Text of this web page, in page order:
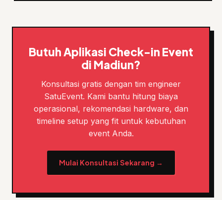
Butuh Aplikasi Check-in Event
di Madiun?
Konsultasi gratis dengan tim engineer
SatuEvent. Kami bantu hitung biaya
operasional, rekomendasi hardware, dan
timeline setup yang fit untuk kebutuhan
event Anda.
Mulai Konsultasi Sekarang →